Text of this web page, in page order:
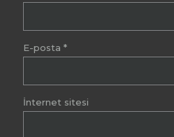
E-posta *
İnternet sitesi